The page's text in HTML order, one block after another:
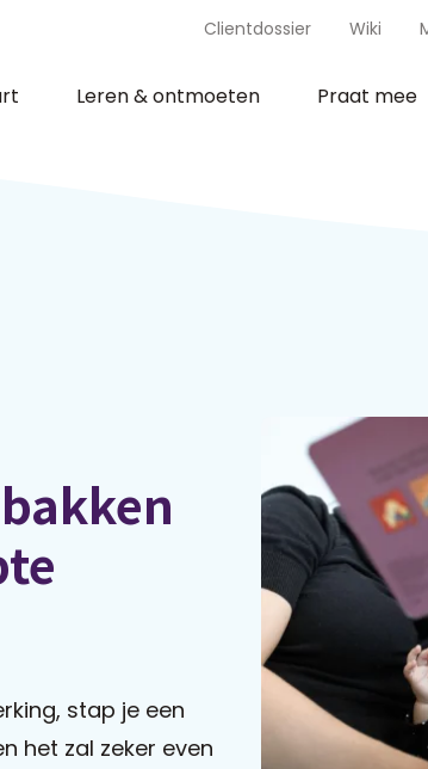
Clientdossier Wiki
Leren & ontmoeten Praat mee
stap je een
het zal zeker even